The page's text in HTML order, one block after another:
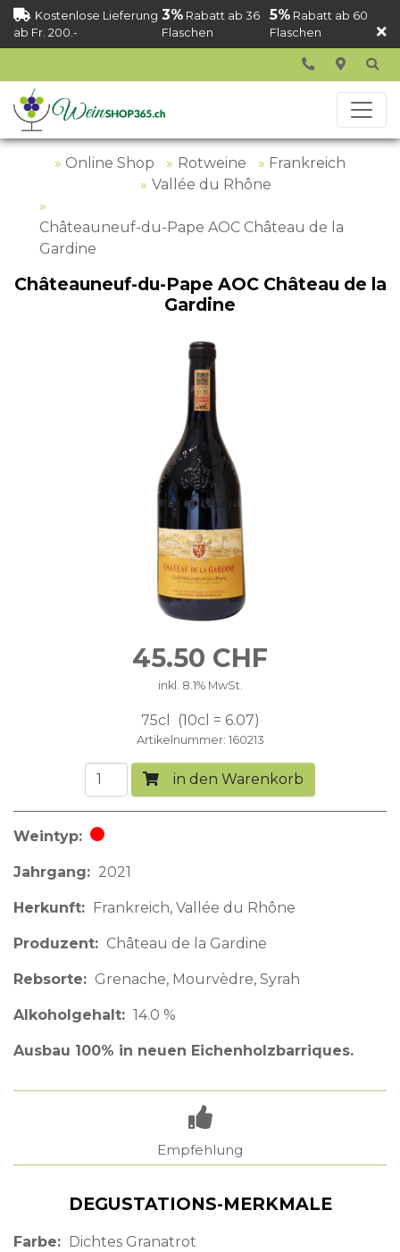
Kostenlose Lieferung
ab Fr. 200.-
3% Rabatt ab 36
Flaschen
5%Rabatt ab 60
Flaschen
Online Shop Rotweine
Frankreich
Vallée du Rhône
Châteauneuf-du-Pape AOC Château de la
Gardine
Châteauneuf-du-Pape AOC Château de la
Gardine
45.50 CHF
inkl. 8.1% MwSt.
75cl 10cl = 6.07
Artikelnummer 160213
in den Warenkorb
Weintyp Rotwein
Jahrgang 2021
Herkunft Frankreich Vallée du Rhône
Produzent Château de la Gardine
Rebsorte Grenache, Mourvèdre, Syrah
Alkoholgehalt 14.0 %
Ausbau 100% in neuen Eichenholzbarriques.
Empfehlung
DEGUSTATIONS-MERKMALE
Farbe Dichtes Granatrot